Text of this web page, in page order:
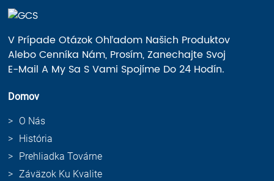
V Prípade Otázok Ohľadom Našich Produktov
Alebo Cenníka Nám, Prosím, Zanechajte Svoj
E-Mail A My Sa S Vami Spojíme Do 24 Hodín.
Domov
O Nás
História
Prehliadka Továrne
Záväzok Ku Kvalite